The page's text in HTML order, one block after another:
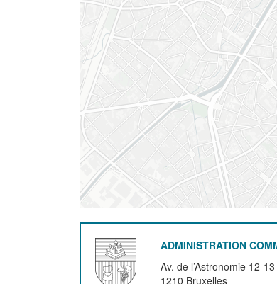
ADMINISTRATION
Av. de l’Astronomie 12-13
1210 Bruxelles